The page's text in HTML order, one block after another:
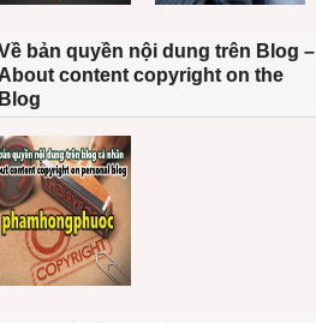
bản quyền nội dung trên Blog –
content copyright on the